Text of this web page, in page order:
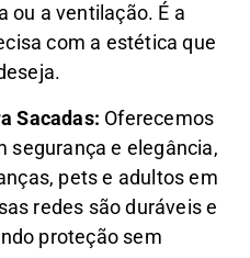
ou a ventilação. É a
com a estética que
Sacadas: Oferecemos
segurança e elegância,
pets e adultos em
redes são duráveis e
proteção sem